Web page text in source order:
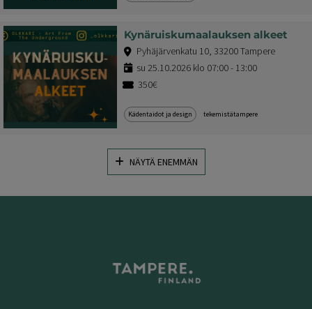
Kynäruiskumaalauksen alkeet
Pyhäjärvenkatu 10, 33200 Tampere
su 25.10.2026 klo 07:00 - 13:00
350€
Kädentaidot ja design tekemistätampere
NÄYTÄ ENEMMÄN